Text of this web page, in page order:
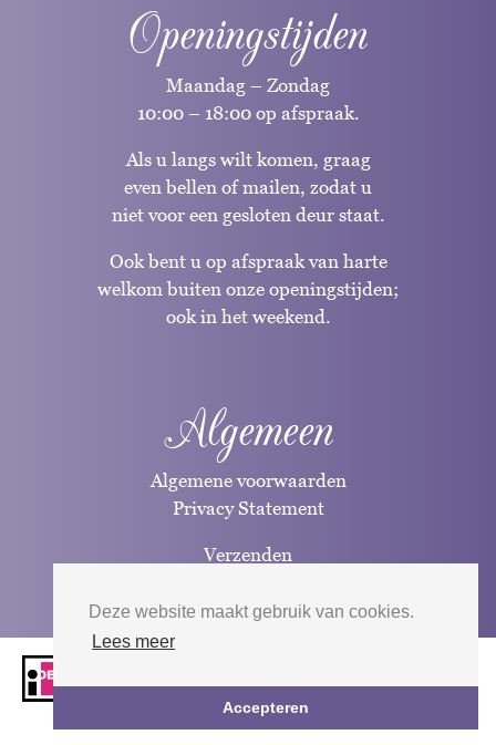
Deze website maakt gebruik van cookies.
Lees meer
Accepteren
Openingstijden
Maandag – Zondag
10:00 – 18:00 op afspraak.
Als u langs wilt komen, graag
even bellen of mailen, zodat u
niet voor een gesloten deur staat.
Ook bent u op afspraak van harte
welkom buiten onze openingstijden;
ook in het weekend.
Algemeen
Algemene voorwaarden
Privacy Statement
Verzenden